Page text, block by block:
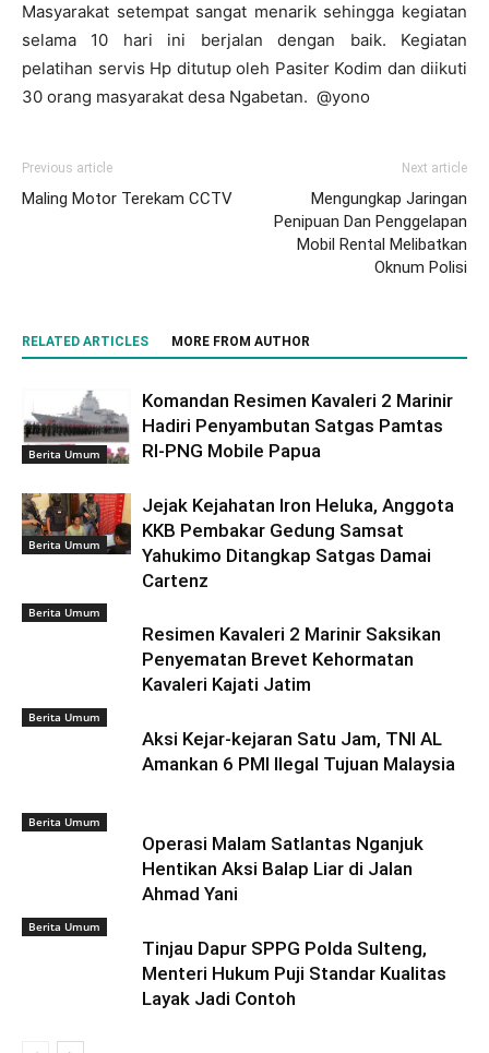
Masyarakat setempat sangat menarik sehingga kegiatan
selama 10 hari ini berjalan dengan baik. Kegiatan
pelatihan servis Hp ditutup oleh Pasiter Kodim dan diikuti
30 orang masyarakat desa Ngabetan. @yono
Previous article
Maling Motor Terekam CCTV
Next article
Mengungkap Jaringan
Penipuan Dan Penggelapan
Mobil Rental Melibatkan
Oknum Polisi
RELATED ARTICLES MORE FROM AUTHOR
Berita Umum
Komandan Resimen Kavaleri 2 Marinir
Hadiri Penyambutan Satgas Pamtas
RI-PNG Mobile Papua
Berita Umum
Jejak Kejahatan Iron Heluka, Anggota
KKB Pembakar Gedung Samsat
Yahukimo Ditangkap Satgas Damai
Cartenz
Berita Umum
Resimen Kavaleri 2 Marinir Saksikan
Penyematan Brevet Kehormatan
Kavaleri Kajati Jatim
Berita Umum
Aksi Kejar-kejaran Satu Jam, TNI AL
Amankan 6 PMI Ilegal Tujuan Malaysia
Berita Umum
Operasi Malam Satlantas Nganjuk
Hentikan Aksi Balap Liar di Jalan
Ahmad Yani
Berita Umum
Tinjau Dapur SPPG Polda Sulteng,
Menteri Hukum Puji Standar Kualitas
Layak Jadi Contoh